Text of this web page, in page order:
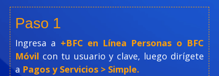
Paso 1
Ingresa a +BFC en Línea Personas o BFC
Móvil con tu usuario y clave, luego dirígete
a Pagos y Servicios > Simple.